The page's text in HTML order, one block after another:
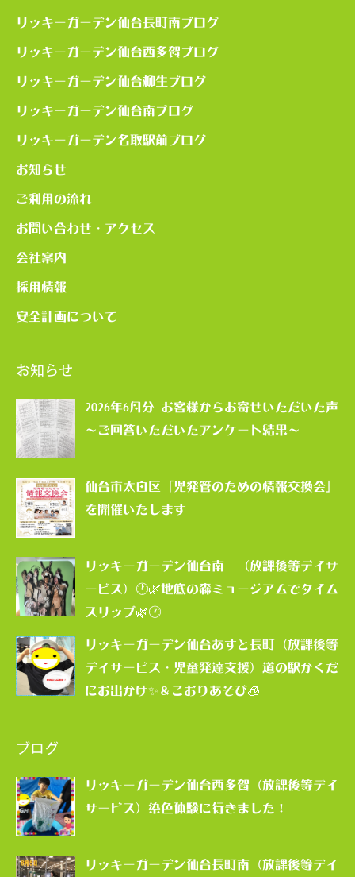
リッキーガーデン仙台長町南ブログ
リッキーガーデン仙台西多賀ブログ
リッキーガーデン仙台柳生ブログ
リッキーガーデン仙台南ブログ
リッキーガーデン名取駅前ブログ
お知らせ
ご利用の流れ
お問い合わせ・アクセス
会社案内
採用情報
安全計画について
お知らせ
2026年6月分 お客様からお寄せいただいた声
～ご回答いただいたアンケート結果～
仙台市太白区「児発管のための情報交換会」
を開催いたします
リッキーガーデン仙台南 （放課後等デイサ
ービス）🕐🌿地底の森ミュージアムでタイム
スリップ🌿🕐
リッキーガーデン仙台あすと長町（放課後等
デイサービス・児童発達支援）道の駅かくだ
にお出かけ✨＆こおりあそび🧊
ブログ
リッキーガーデン仙台西多賀（放課後等デイ
サービス）染色体験に行きました！
リッキーガーデン仙台長町南（放課後等デイ